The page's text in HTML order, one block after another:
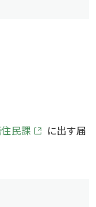
民課
に出す届